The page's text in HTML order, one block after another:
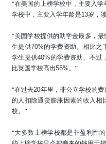
“在美国的上榜学校中，主要入学
学校中，主要入学年龄是13岁，
“美国学校提供的助学金最多，
生提供70%的学费资助。相比之
学生提供40% 的学费资助。不过
比英国学校高出55%。 ”
“在过去20年里，非公立学校的
的人扣除通货膨胀因素的收入相
校。”
“大多数上榜学校都是非盈利性